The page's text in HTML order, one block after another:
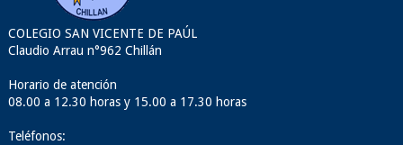
COLEGIO SAN VICENTE DE PAÚL
Claudio Arrau n°962 Chillán
Horario de atención
08.00 a 12.30 horas y 15.00 a 17.30 horas
Teléfonos: